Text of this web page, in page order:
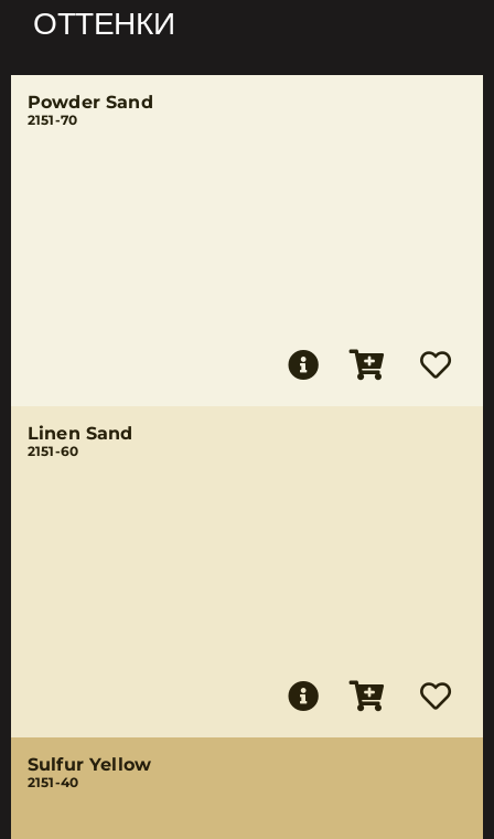
ОТТЕНКИ
Powder Sand
2151-70
Linen Sand
2151-60
Sulfur Yellow
2151-40